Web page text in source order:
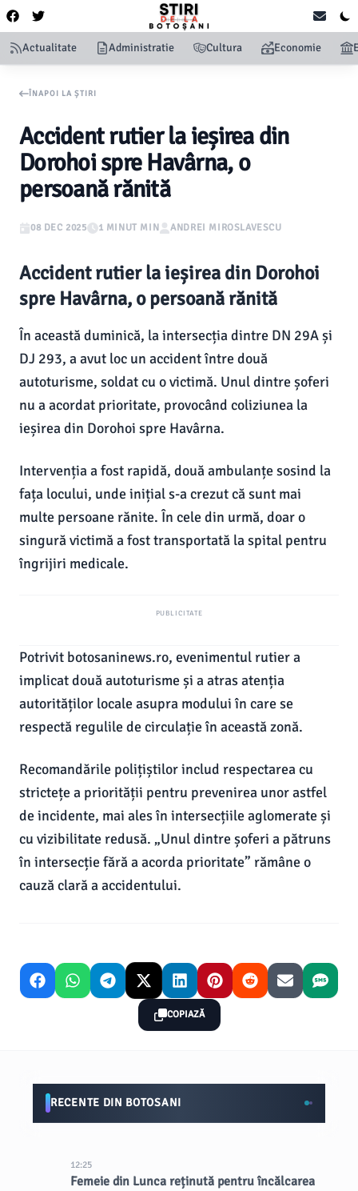
Actualitate Administratie Cultura Economie
ÎNAPOI LA ȘTIRI
Accident rutier la ieșirea din
Dorohoi spre Havârna, o
persoană rănită
08 DEC 2025 1 MINUT MIN ANDREI MIROSLAVESCU
Accident rutier la ieșirea din Dorohoi
spre Havârna, o persoană rănită
În această duminică, la intersecția dintre DN 29A și
DJ 293, a avut loc un accident între două
autoturisme, soldat cu o victimă. Unul dintre șoferi
nu a acordat prioritate, provocând coliziunea la
ieșirea din Dorohoi spre Havârna.
Intervenția a fost rapidă, două ambulanțe sosind la
fața locului, unde inițial s-a crezut că sunt mai
multe persoane rănite. În cele din urmă, doar o
singură victimă a fost transportată la spital pentru
îngrijiri medicale.
PUBLICITATE
Potrivit botosaninews.ro, evenimentul rutier a
implicat două autoturisme și a atras atenția
autorităților locale asupra modului în care se
respectă regulile de circulație în această zonă.
Recomandările polițiștilor includ respectarea cu
strictețe a priorității pentru prevenirea unor astfel
de incidente, mai ales în intersecțiile aglomerate și
cu vizibilitate redusă. „Unul dintre șoferi a pătruns
în intersecție fără a acorda prioritate” rămâne o
cauză clară a accidentului.
COPIAZĂ
RECENTE DIN BOTOSANI
12:25
Femeie din Lunca reținută pentru încălcarea